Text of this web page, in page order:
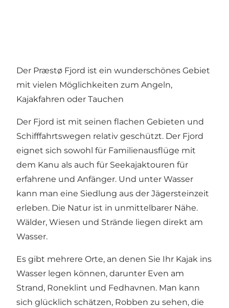
Der Præstø Fjord ist ein wunderschönes Gebiet
mit vielen Möglichkeiten zum Angeln,
Kajakfahren oder Tauchen
Der Fjord ist mit seinen flachen Gebieten und
Schifffahrtswegen relativ geschützt. Der Fjord
eignet sich sowohl für Familienausflüge mit
dem Kanu als auch für Seekajaktouren für
erfahrene und Anfänger. Und unter Wasser
kann man eine Siedlung aus der Jägersteinzeit
erleben. Die Natur ist in unmittelbarer Nähe.
Wälder, Wiesen und Strände liegen direkt am
Wasser.
Es gibt mehrere Orte, an denen Sie Ihr Kajak ins
Wasser legen können, darunter Even am
Strand, Roneklint und Fedhavnen. Man kann
sich glücklich schätzen, Robben zu sehen, die